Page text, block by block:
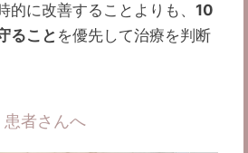
的に改善することよりも、10
ること を優先して治療を判断
患者さんへ